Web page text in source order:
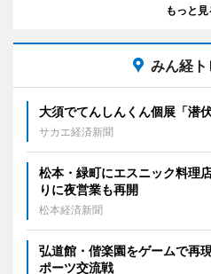
もっと見
みん経
大須でてんしんくん個展「潜
サカエ経済新聞
松本・緑町にエスニック料
りに夜営業も再開
松本経済新聞
弘道館・偕楽園をゲームで再
ポーツ交流戦